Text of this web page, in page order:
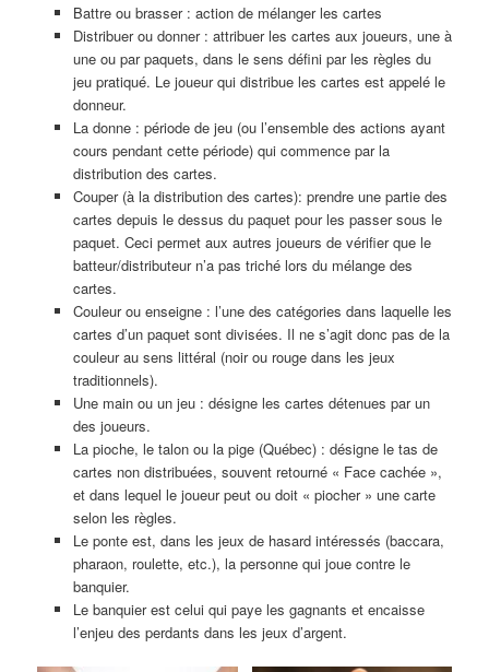
Battre ou brasser : action de mélanger les cartes
Distribuer ou donner : attribuer les cartes aux joueurs, une à
une ou par paquets, dans le sens défini par les règles du
jeu pratiqué. Le joueur qui distribue les cartes est appelé le
donneur.
La donne : période de jeu (ou l’ensemble des actions ayant
cours pendant cette période) qui commence par la
distribution des cartes.
Couper (à la distribution des cartes): prendre une partie des
cartes depuis le dessus du paquet pour les passer sous le
paquet. Ceci permet aux autres joueurs de vérifier que le
batteur/distributeur n’a pas triché lors du mélange des
cartes.
Couleur ou enseigne : l’une des catégories dans laquelle les
cartes d’un paquet sont divisées. Il ne s’agit donc pas de la
couleur au sens littéral (noir ou rouge dans les jeux
traditionnels).
Une main ou un jeu : désigne les cartes détenues par un
des joueurs.
La pioche, le talon ou la pige (Québec) : désigne le tas de
cartes non distribuées, souvent retourné « Face cachée »,
et dans lequel le joueur peut ou doit « piocher » une carte
selon les règles.
Le ponte est, dans les jeux de hasard intéressés (baccara,
pharaon, roulette, etc.), la personne qui joue contre le
banquier.
Le banquier est celui qui paye les gagnants et encaisse
l’enjeu des perdants dans les jeux d’argent.